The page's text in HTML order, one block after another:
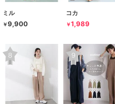
ミル
￥9,900
コカ
￥1,989